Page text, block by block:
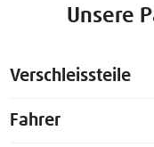
Unsere
Verschleissteile
Fahrer